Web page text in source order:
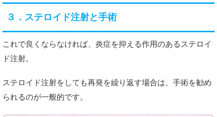
３．ステロイド注射と手術
これで良くならなければ、炎症を抑える作用のあるステロイ
ド注射。
ステロイド注射をしても再発を繰り返す場合は、手術を勧め
られるのが一般的です。